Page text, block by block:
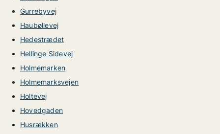
Gurrebyvej
Haubøllevej
Hedestrædet
Hellinge Sidevej
Holmemarken
Holmemarksvejen
Holtevej
Hovedgaden
Husrækken